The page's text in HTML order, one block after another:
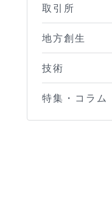
取引所
地方創生
技術
特集・コラム